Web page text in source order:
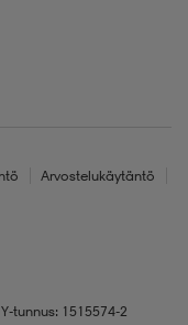
Arvostelukäytäntö
tunnus: 1515574-2